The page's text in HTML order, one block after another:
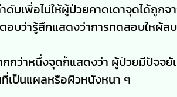
ดับเพื่อไม่ให้ผู้ป่วยคาดเดาจุดได้ถูก
บว่ารู้สึกแสดงว่าการทดสอบใหผ้ล
กว่าหนึ่งจุดก็แสดงว่า ผู้ป่วยมีปัจจยั
เป็นแผลหรือผิวหนังหนา ๆ